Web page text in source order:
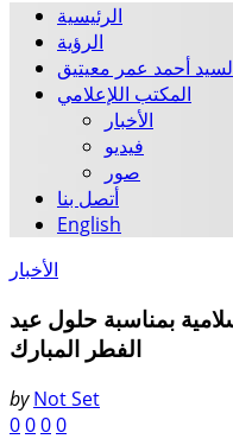
الرئيسية
الرؤية
أحمد عمر معيتيق
المكتب اللإعلامي
الأخبار
فيديو
صور
أتصل بنا
English
الأخبار
بمناسبة حلول عيد
الفطر المبارك
by Not Set
0000